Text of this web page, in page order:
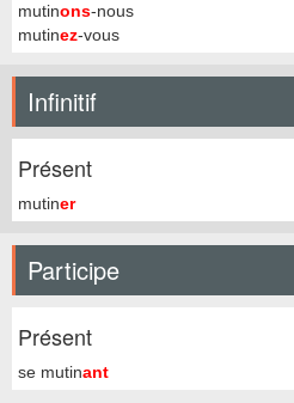
mutinons-nous
mutinez-vous
Infinitif
Présent
mutiner
Participe
Présent
se mutinant